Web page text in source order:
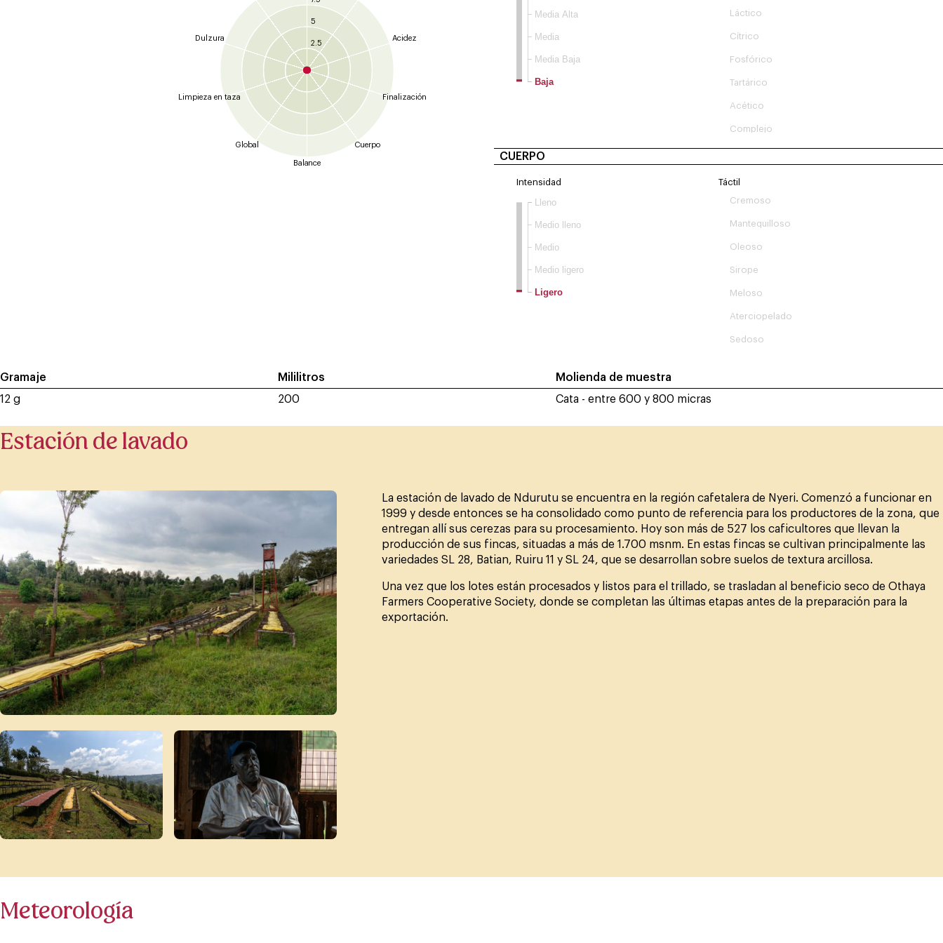
5
2.5
Acidez
Finalización
Cuerpo
Balance
Global
Limpieza en taza
Dulzura
Baja
Media Baja
Media
Media Alta Láctico
Cítrico
Fosfórico
Tartárico
Acético
Complejo
CUERPO
Intensidad
Ligero
Medio ligero
Medio
Medio lleno
Lleno
Táctil
Cremoso
Mantequilloso
Oleoso
Sirope
Meloso
Aterciopelado
Sedoso
Gramaje
12 g
Mililitros
200
Molienda de muestra
Cata - entre 600 y 800 micras
Estación de lavado
La estación de lavado de Ndurutu se encuentra en la región cafetalera de Nyeri. Comenzó a funcionar en
1999 y desde entonces se ha consolidado como punto de referencia para los productores de la zona, que
entregan allí sus cerezas para su procesamiento. Hoy son más de 527 los caficultores que llevan la
producción de sus fincas, situadas a más de 1.700 msnm. En estas fincas se cultivan principalmente las
variedades SL 28, Batian, Ruiru 11 y SL 24, que se desarrollan sobre suelos de textura arcillosa.
Una vez que los lotes están procesados y listos para el trillado, se trasladan al beneficio seco de Othaya
Farmers Cooperative Society, donde se completan las últimas etapas antes de la preparación para la
exportación.
Meteorología